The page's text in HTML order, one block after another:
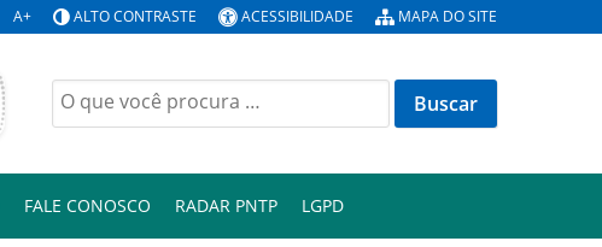
A+ ALTO CONTRASTE ACESSIBILIDADE MAPA DO SITE
Buscar
por:
FALE CONOSCO RADAR PNTP LGPD